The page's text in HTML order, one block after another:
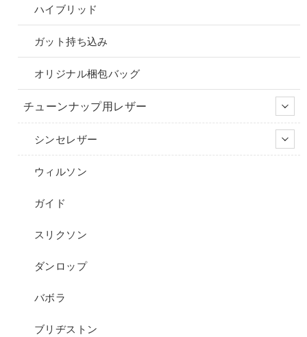
ハイブリッド
ガット持ち込み
オリジナル梱包バッグ
チューンナップ用レザー
シンセレザー
ウィルソン
ガイド
スリクソン
ダンロップ
バボラ
ブリヂストン